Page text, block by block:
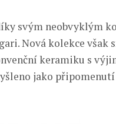
svým neobvyklým
Nová kolekce však
keramiku s
jako připomenutí